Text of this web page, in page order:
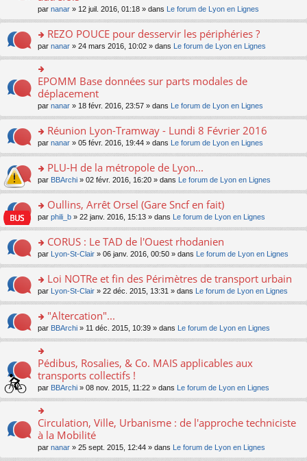
nt
s
e
nt
lu
le
pl
u
s
c
nt
n
o
lu
le
pl
u
s
ré
e
a
e
n
o
n
lu
le
pl
u
s
ré
e
m
e
s
a
e
n
o
n
pl
u
s
ré
e
ult
er
le
m
e
s
s
a
g
e
n
o
lu
le
pl
u
s
c
e
nt
par nanar » 12 juil. 2016, 01:18 » dans Le forum de Lyon en Lignes
o
n
s
ult
er
le
m
e
s
a
e
n
o
lu
le
pl
u
s
e
nt
REZO POUCE pour desservir les périphéries ?
par nanar » 24 mars 2016, 10:02 » dans Le forum de Lyon en Lignes
o
n
ult
er
le
m
e
s
a
g
e
n
lu
le
pl
u
ré
c
e
nt
EPOMM Base données sur parts modales de
déplacement
par nanar » 18 févr. 2016, 23:57 » dans Le forum de Lyon en Lignes
o
n
ult
er
le
m
e
a
g
e
n
n
le
pl
u
s
ré
c
e
nt
Réunion Lyon-Tramway - Lundi 8 Février 2016
par nanar » 05 févr. 2016, 19:44 » dans Le forum de Lyon en Lignes
o
n
ult
er
le
m
e
a
g
e
n
n
le
pl
u
s
c
nt
PLU-H de la métropole de Lyon...
par BBArchi » 02 févr. 2016, 16:20 » dans Le forum de Lyon en Lignes
o
n
ult
er
le
m
e
a
g
e
n
o
n
lu
le
pl
u
s
ré
e
Oullins, Arrêt Orsel (Gare Sncf en fait)
par phili_b » 22 janv. 2016, 15:13 » dans Le forum de Lyon en Lignes
o
n
ult
er
le
m
e
s
g
e
n
o
n
lu
le
pl
u
CORUS : Le TAD de l'Ouest rhodanien
par Lyon-St-Clair » 06 janv. 2016, 00:50 » dans Le forum de Lyon en Lignes
o
n
ult
er
le
m
e
s
a
e
n
o
n
Loi NOTRe et fin des Périmètres de transport urbain
par Lyon-St-Clair » 22 déc. 2015, 13:31 » dans Le forum de Lyon en Lignes
o
n
s
ult
er
le
m
e
s
s
a
g
e
"Altercation"...
par BBArchi » 11 déc. 2015, 10:39 » dans Le forum de Lyon en Lignes
o
n
ult
er
le
m
e
s
Pédibus, Rosalies, & Co. MAIS applicables aux
transports collectifs !
par BBArchi » 08 nov. 2015, 11:22 » dans Le forum de Lyon en Lignes
o
n
ult
Circulation, Ville, Urbanisme : de l'approche techniciste
à la Mobilité
par nanar » 25 sept. 2015, 12:44 » dans Le forum de Lyon en Lignes